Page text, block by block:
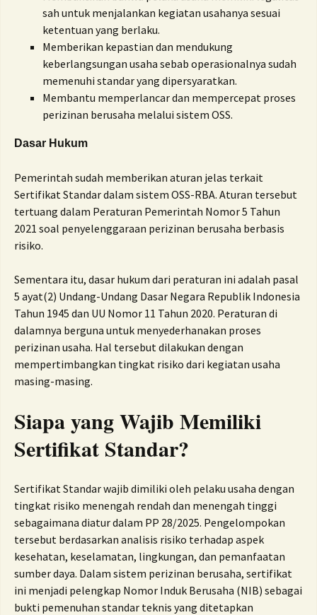
sah untuk menjalankan kegiatan usahanya sesuai
ketentuan yang berlaku.
Memberikan kepastian dan mendukung
keberlangsungan usaha sebab operasionalnya sudah
memenuhi standar yang dipersyaratkan.
Membantu memperlancar dan mempercepat proses
perizinan berusaha melalui sistem OSS.
Dasar Hukum
Pemerintah sudah memberikan aturan jelas terkait
Sertifikat Standar dalam sistem OSS-RBA. Aturan tersebut
tertuang dalam Peraturan Pemerintah Nomor 5 Tahun
2021 soal penyelenggaraan perizinan berusaha berbasis
risiko.
Sementara itu, dasar hukum dari peraturan ini adalah pasal
5 ayat(2) Undang-Undang Dasar Negara Republik Indonesia
Tahun 1945 dan UU Nomor 11 Tahun 2020. Peraturan di
dalamnya berguna untuk menyederhanakan proses
perizinan usaha. Hal tersebut dilakukan dengan
mempertimbangkan tingkat risiko dari kegiatan usaha
masing-masing.
Siapa yang Wajib Memiliki
Sertifikat Standar?
Sertifikat Standar wajib dimiliki oleh pelaku usaha dengan
tingkat risiko menengah rendah dan menengah tinggi
sebagaimana diatur dalam PP 28/2025. Pengelompokan
tersebut berdasarkan analisis risiko terhadap aspek
kesehatan, keselamatan, lingkungan, dan pemanfaatan
sumber daya. Dalam sistem perizinan berusaha, sertifikat
ini menjadi pelengkap Nomor Induk Berusaha (NIB) sebagai
bukti pemenuhan standar teknis yang ditetapkan